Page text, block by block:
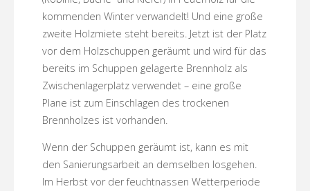
kommenden Winter verwandelt! Und eine große
zweite Holzmiete steht bereits. Jetzt ist der Platz
vor dem Holzschuppen geräumt und wird für das
bereits im Schuppen gelagerte Brennholz als
Zwischenlagerplatz verwendet – eine große
Plane ist zum Einschlagen des trockenen
Brennholzes ist vorhanden.
Wenn der Schuppen geräumt ist, kann es mit
den Sanierungsarbeit an demselben losgehen.
Im Herbst vor der feuchtnassen Wetterperiode